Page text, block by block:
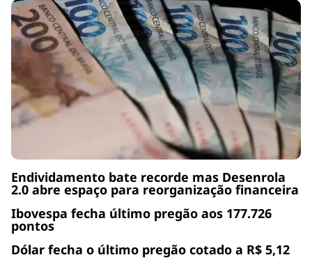
Endividamento bate recorde mas Desenrola
2.0 abre espaço para reorganização financeira
Ibovespa fecha último pregão aos 177.726
pontos
Dólar fecha o último pregão cotado a R$ 5,12